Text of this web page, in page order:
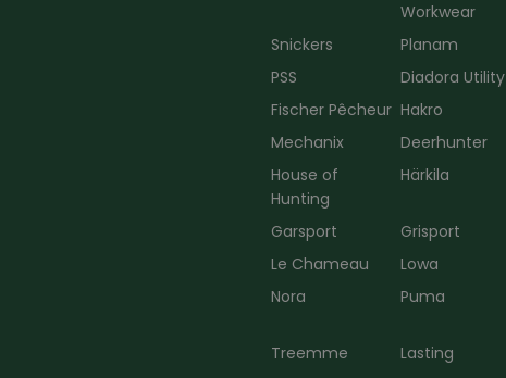
Workwear
Snickers Planam
PSS
Diadora Utility
Fischer Pêcheur Hakro
Mechanix
Deerhunter
House of
Hunting
Härkila
Garsport Grisport
Le Chameau
Lowa
Nora
Puma
Treemme
Lasting